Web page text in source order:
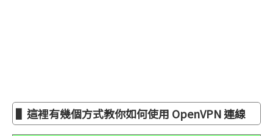
▌這裡有幾個方式教你如何使用 OpenVPN 連線